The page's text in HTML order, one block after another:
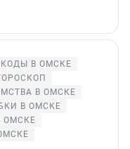
В ОМСКЕ
В ОМСКЕ
В ОМСКЕ
ОМСКЕ